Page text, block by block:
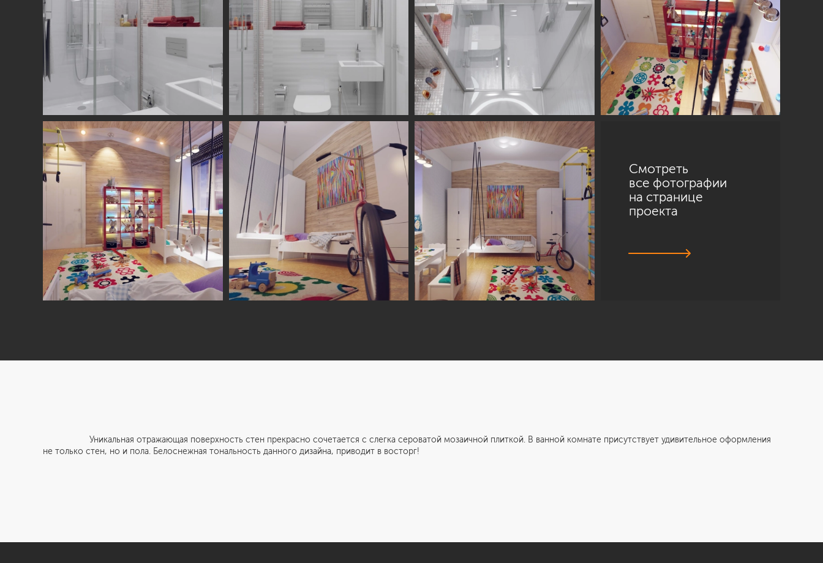
Смотреть
все фотографии
на странице
проекта
Уникальная отражающая поверхность стен прекрасно сочетается с слегка сероватой мозаичной плиткой. В ванной комнате присутствует удивительное оформления
не только стен, но и пола. Белоснежная тональность данного дизайна, приводит в восторг!